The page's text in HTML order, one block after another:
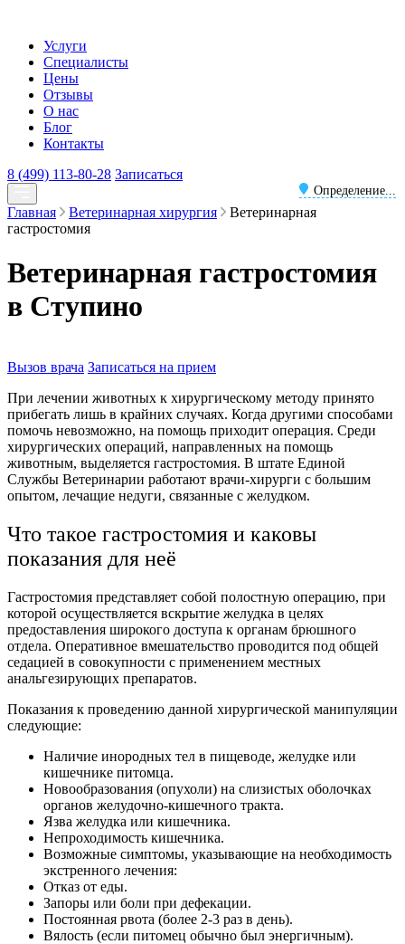
Услуги
Специалисты
Цены
Отзывы
О нас
Блог
Контакты
8 (499) 113-80-28
Определение...
Записаться
Главная Ветеринарная хирургия
Ветеринарная
гастростомия
Ветеринарная гастростомия
в Ступино
Вызов врача Записаться на прием
При лечении животных к хирургическому методу принято
прибегать лишь в крайних случаях. Когда другими способами
помочь невозможно, на помощь приходит операция. Среди
хирургических операций, направленных на помощь
животным, выделяется гастростомия. В штате Единой
Службы Ветеринарии работают врачи-хирурги с большим
опытом, лечащие недуги, связанные с желудком.
Что такое гастростомия и каковы
показания для неё
Гастростомия представляет собой полостную операцию, при
которой осуществляется вскрытие желудка в целях
предоставления широкого доступа к органам брюшного
отдела. Оперативное вмешательство проводится под общей
седацией в совокупности с применением местных
анальгезирующих препаратов.
Показания к проведению данной хирургической манипуляции
следующие:
Наличие инородных тел в пищеводе, желудке или
кишечнике питомца.
Новообразования (опухоли) на слизистых оболочках
органов желудочно-кишечного тракта.
Язва желудка или кишечника.
Непроходимость кишечника.
Возможные симптомы, указывающие на необходимость
экстренного лечения:
Отказ от еды.
Запоры или боли при дефекации.
Постоянная рвота (более 2-3 раз в день).
Вялость (если питомец обычно был энергичным).